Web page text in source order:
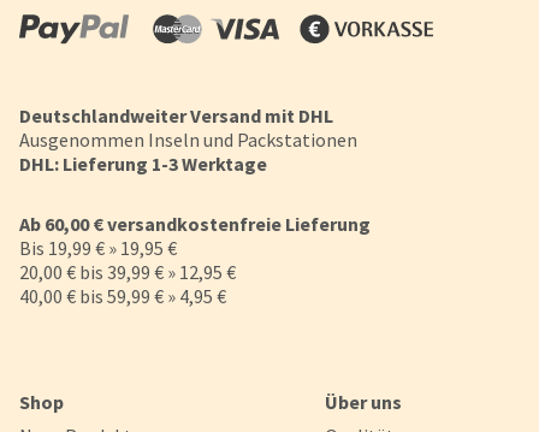
Deutschlandweiter Versand mit DHL
Ausgenommen Inseln und Packstationen
DHL: Lieferung 1-3 Werktage
Ab 60,00 € versandkostenfreie Lieferung
Bis 19,99 € » 19,95 €
20,00 € bis 39,99 € » 12,95 €
40,00 € bis 59,99 € » 4,95 €
Shop
Über uns